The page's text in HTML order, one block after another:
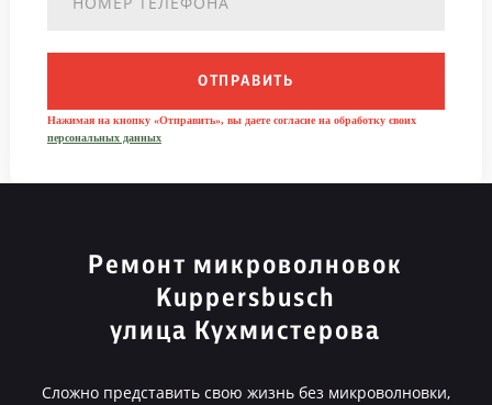
ОТПРАВИТЬ
Нажимая на кнопку «Отправить», вы даете согласие на обработку своих
персональных данных
Ремонт микроволновок
Kuppersbusch
улица Кухмистерова
Сложно представить свою жизнь без микроволновки,